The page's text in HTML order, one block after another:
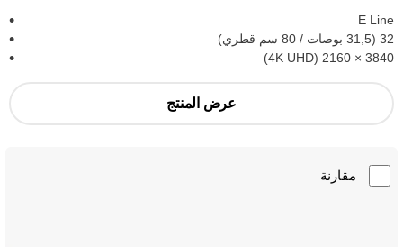
E Line
32 (31,5 بوصات / 80 سم قطري)
3840‏ × 2160 (4K UHD)
عرض المنتج
مقارنة